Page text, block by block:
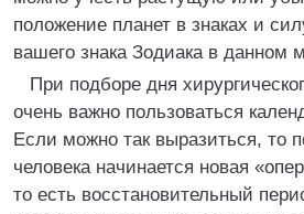
положение планет в знаках и
вашего знака Зодиака в данном
При подборе дня
очень важно пользоваться
Если можно так выразиться, то
человека начинается новая
то есть восстановительный